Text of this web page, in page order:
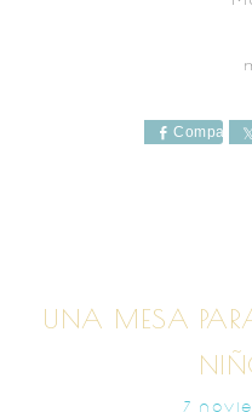
Comparte
UNA MESA
7